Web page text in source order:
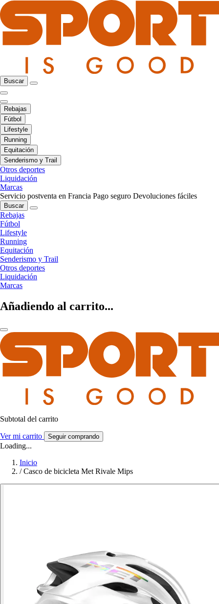
Buscar
Rebajas
Fútbol
Lifestyle
Running
Equitación
Senderismo y Trail
Otros deportes
Liquidación
Marcas
Servicio postventa en Francia Pago seguro Devoluciones fáciles
Buscar
Rebajas
Fútbol
Lifestyle
Running
Equitación
Senderismo y Trail
Otros deportes
Liquidación
Marcas
Añadiendo al carrito...
Subtotal del carrito
Ver mi carrito Seguir comprando
Loading...
Inicio
/ Casco de bicicleta Met Rivale Mips